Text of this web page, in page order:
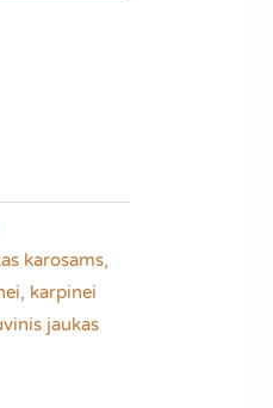
karosams,
karpinei
jaukas